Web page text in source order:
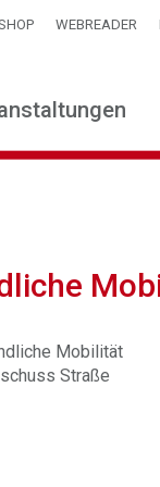
WEBREADER
Mobilität
Straße